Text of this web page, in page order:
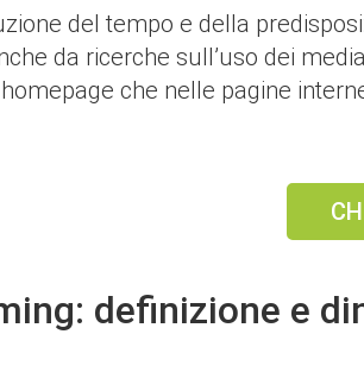
del tempo e della
da ricerche sull’uso dei
che nelle pagine
definizione e